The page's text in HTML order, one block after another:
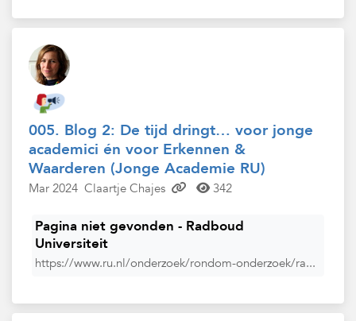
005. Blog 2: De tijd dringt… voor jonge
academici én voor Erkennen &
Waarderen (Jonge Academie RU)
Mar 2024 Claartje Chajes 342
Pagina niet gevonden - Radboud
Universiteit
https://www.ru.nl/onderzoek/rondom-onderzoek/ra...